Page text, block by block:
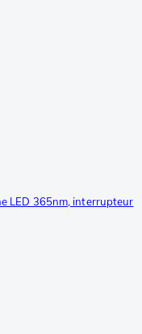
LED 365nm, interrupteur